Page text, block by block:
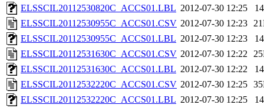
ELSSCIL20112530820C_ACCS01.LBL 2012-07-30 12:25
ELSSCIL20112530955C_ACCS01.CSV 2012-07-30 12:23
ELSSCIL20112530955C_ACCS01.LBL 2012-07-30 12:23
ELSSCIL20112531630C_ACCS01.CSV 2012-07-30 12:22
ELSSCIL20112531630C_ACCS01.LBL 2012-07-30 12:22
ELSSCIL20112532220C_ACCS01.CSV 2012-07-30 12:25
ELSSCIL20112532220C_ACCS01.LBL 2012-07-30 12:25